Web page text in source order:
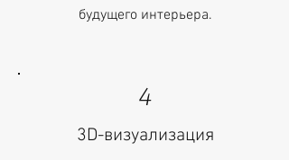
будущего интерьера.
4
3D-визуализация